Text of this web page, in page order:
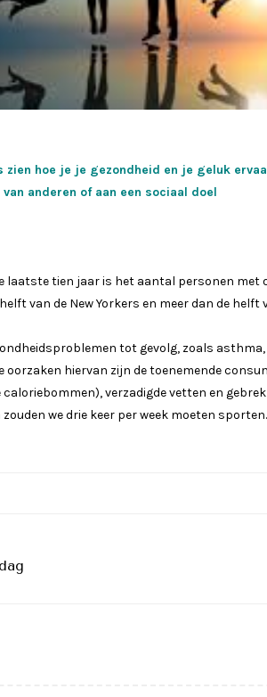
zien hoe je je gezondheid en je geluk
anderen of aan een sociaal doel
laatste tien jaar is het aantal personen met
van de New Yorkers en meer dan de
tot gevolg, zoals
oorzaken hiervan zijn de toenemende
caloriebommen), verzadigde vetten en
zouden we drie keer per week moeten